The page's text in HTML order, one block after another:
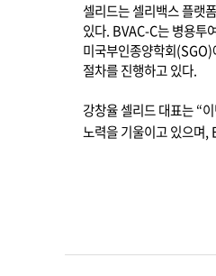
셀리드는 셀리백스 플랫
있다. BVAC-C는 병용투
미국부인종양학회(SGO)
절차를 진행하고 있다.
강창율 셀리드 대표는“
노력을 기울이고 있으며,